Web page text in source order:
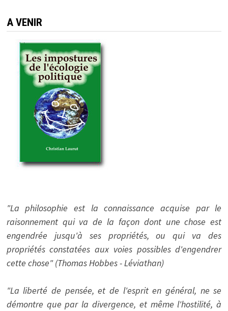
A VENIR
"La philosophie est la connaissance acquise par le
raisonnement qui va de la façon dont une chose est
engendrée jusqu'à ses propriétés, ou qui va des
propriétés constatées aux voies possibles d'engendrer
cette chose" (Thomas Hobbes - Léviathan)
"La liberté de pensée, et de l'esprit en général, ne se
démontre que par la divergence, et même l'hostilité, à